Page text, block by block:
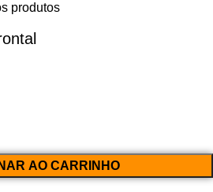
produtos
AO CARRINHO